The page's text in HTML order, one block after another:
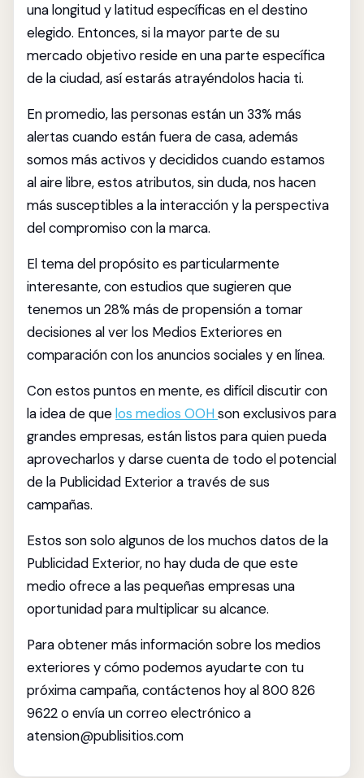
una longitud y latitud específicas en el destino
elegido. Entonces, si la mayor parte de su
mercado objetivo reside en una parte específica
de la ciudad, así estarás atrayéndolos hacia ti.
En promedio, las personas están un 33% más
alertas cuando están fuera de casa, además
somos más activos y decididos cuando estamos
al aire libre, estos atributos, sin duda, nos hacen
más susceptibles a la interacción y la perspectiva
del compromiso con la marca.
El tema del propósito es particularmente
interesante, con estudios que sugieren que
tenemos un 28% más de propensión a tomar
decisiones al ver los Medios Exteriores en
comparación con los anuncios sociales y en línea.
Con estos puntos en mente, es difícil discutir con
la idea de quelos medios OOHson exclusivos para
grandes empresas, están listos para quien pueda
aprovecharlos y darse cuenta de todo el potencial
de la Publicidad Exterior a través de sus
campañas.
Estos son solo algunos de los muchos datos de la
Publicidad Exterior, no hay duda de que este
medio ofrece a las pequeñas empresas una
oportunidad para multiplicar su alcance.
Para obtener más información sobre los medios
exteriores y cómo podemos ayudarte con tu
próxima campaña, contáctenos hoy al 800 826
9622 o envía un correo electrónico a
atension@publisitios.com